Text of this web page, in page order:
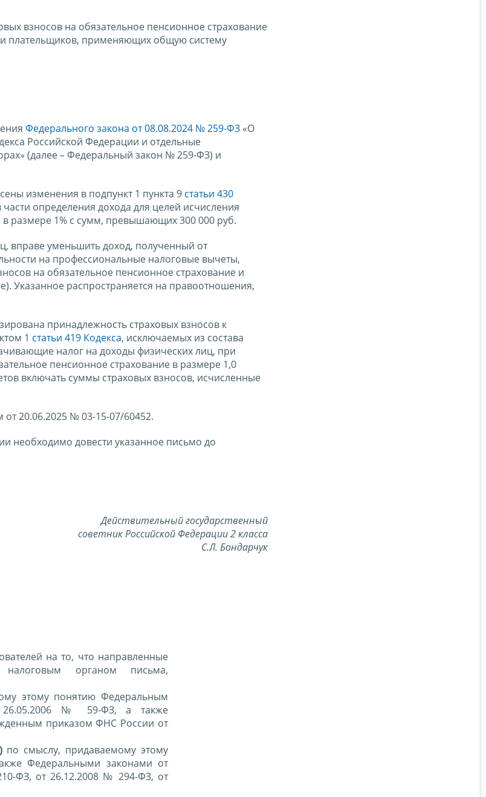
взносов на обязательное пенсионное страхование
плательщиков, применяющих общую систему
Федерального закона от 08.08.2024 № 259-ФЗ «О
Российской Федерации и отдельные
(далее – Федеральный закон № 259-ФЗ) и
изменения в подпункт 1 пункта 9 статьи 430
части определения дохода для целей исчисления
в размере 1% с сумм, превышающих 300 000 руб.
вправе уменьшить доход, полученный от
на профессиональные налоговые вычеты,
на обязательное пенсионное страхование и
Указанное распространяется на правоотношения,
принадлежность страховых взносов к
1 статьи 419 Кодекса, исключаемых из состава
налог на доходы физических лиц, при
пенсионное страхование в размере 1,0
включать суммы страховых взносов, исчисленные
20.06.2025 № 03-15-07/60452.
необходимо довести указанное письмо до
Действительный государственный
советник Российской Федерации 2 класса
С.Л. Бондарчук
на то, что направленные
органом письма,
этому понятию Федеральным
26.05.2006 № 59-ФЗ, а также
приказом ФНС России от
по смыслу, придаваемому этому
Федеральными законами от
ФЗ, от 26.12.2008 № 294-ФЗ, от